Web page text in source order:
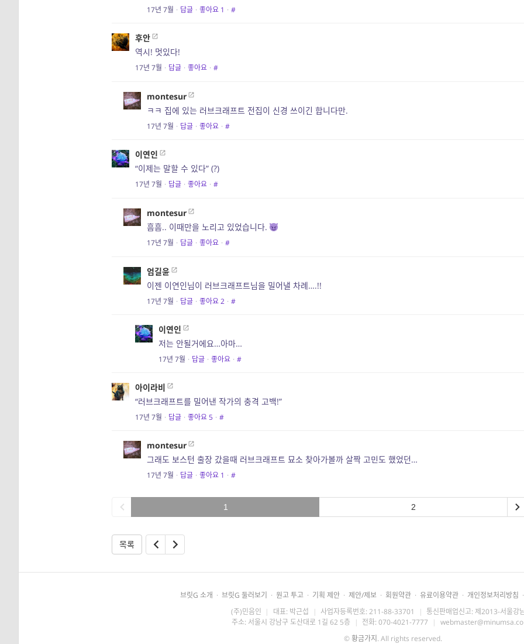
17년 7월 · 답글 · 좋아요 1 · #
후안
역시! 멋있다!
17년 7월 · 답글 · 좋아요 · #
montesur
ㅋㅋ 집에 있는 러브크래프트 전집이 신경 쓰이긴 합니다만.
17년 7월 · 답글 · 좋아요 · #
이연인
“이제는 말할 수 있다” (?)
17년 7월 · 답글 · 좋아요 · #
montesur
흠흠.. 이때만을 노리고 있었습니다.
17년 7월 · 답글 · 좋아요 · #
엄길윤
이젠 이연인님이 러브크래프트님을 밀어낼 차례….!!
17년 7월 · 답글 · 좋아요2 · #
이연인
저는 안될거에요…아마…
17년 7월 · 답글 · 좋아요 · #
아이라비
“러브크래프트를 밀어낸 작가의 충격 고백!”
17년 7월 · 답글 · 좋아요5 · #
montesur
그래도 보스턴 출장 갔을때 러브크래프트 묘소 찾아가볼까 살짝 고민도 했었던…
17년 7월 · 답글 · 좋아요 1 · #
1 2
목록
브릿G 소개 · 브릿G 둘러보기 · 원고 투고 · 기획 제안 · 제안/제보 · 회원약관 · 유료이용약관 · 개인정보처리방침 ·
(주)민음인 | 대표: 박근섭 | 사업자등록번호: 211-88-33701 | 통신판매업신고: 제2013-서울강
주소: 서울시 강남구 도산대로 1길 62 5층 | 전화: 070-4021-7777 |
©황금가지 . All rights reserved.